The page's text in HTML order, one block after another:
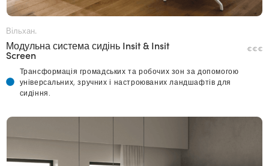
Вільхан.
Модульна система сидінь Insit & Insit
Screen €€€
Трансформація громадських та робочих зон за допомогою
універсальних, зручних і настроюваних ландшафтів для
сидіння.